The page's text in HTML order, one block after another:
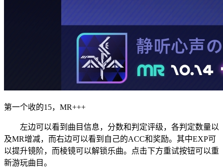
第一个收的15，MR+++
左边可以看到曲目信息，分数和判定评级，各判定数量以
及MR增减，而右边可以看到自己的ACC和奖励。其中EXP可
以提升镜阶，而棱镜可以解锁乐曲。点击下方重试按钮可以重
新游玩曲目。